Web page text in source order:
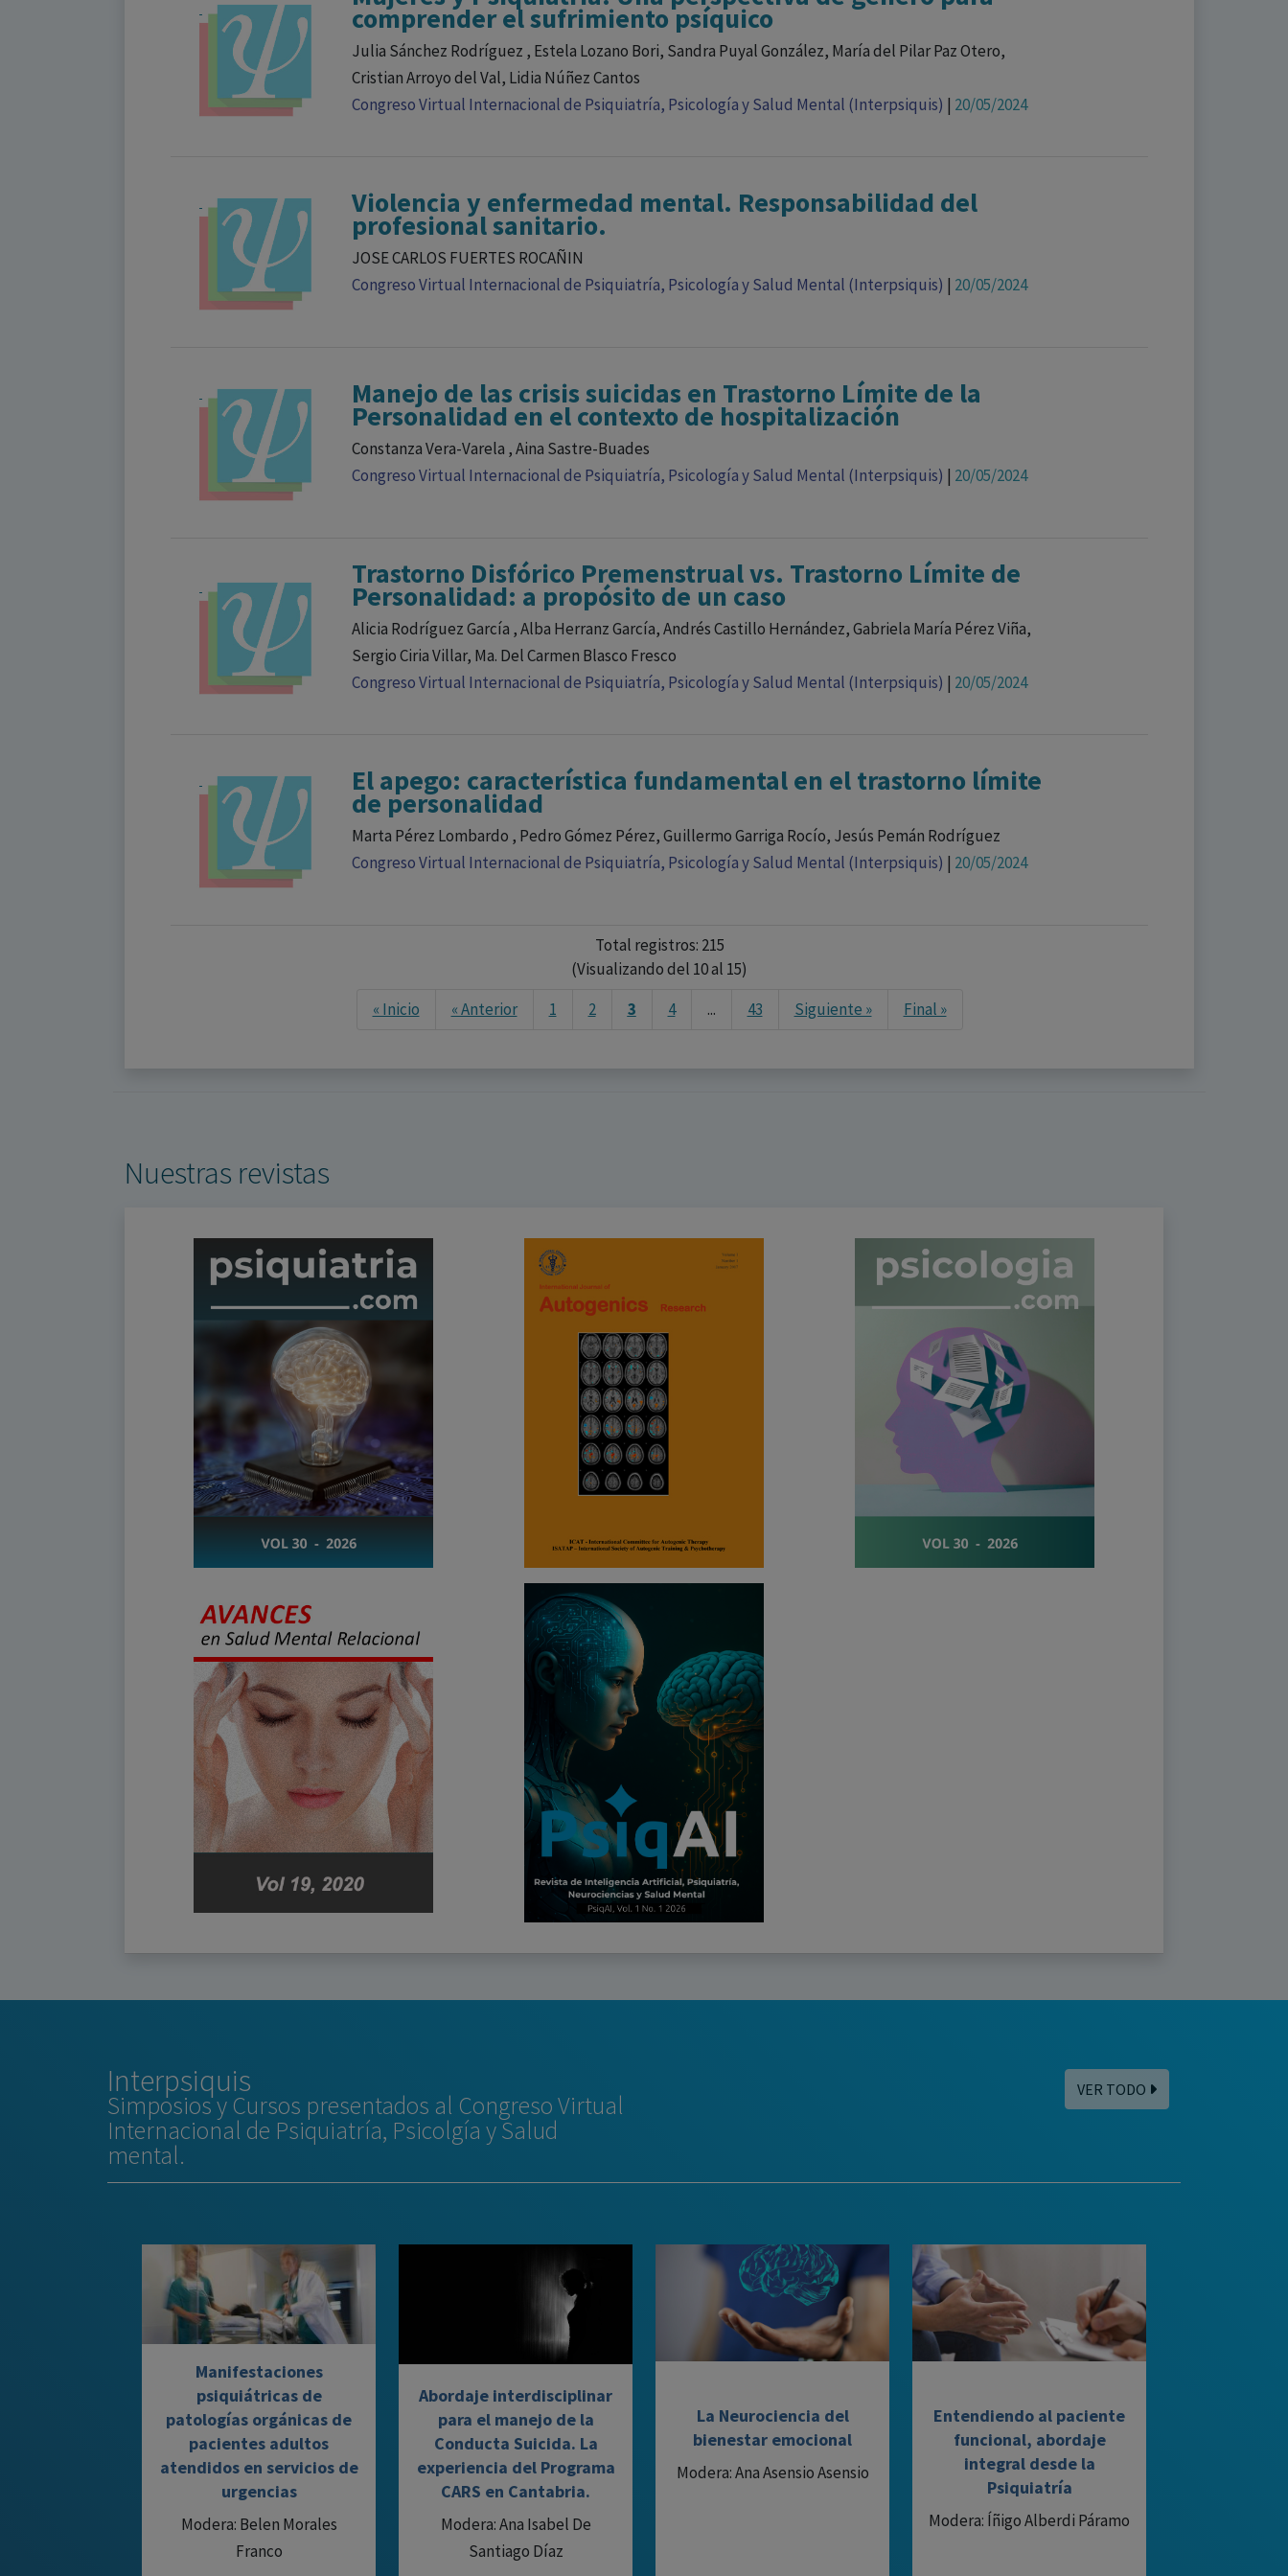
comprender el sufrimiento psíquico
Julia Sánchez Rodríguez , Estela Lozano Bori, Sandra Puyal González, María del Pilar Paz Otero,
Cristian Arroyo del Val, Lidia Núñez Cantos
Congreso Virtual Internacional de Psiquiatría, Psicología y Salud Mental (Interpsiquis) | 20/05/2024
Violencia y enfermedad mental. Responsabilidad del
profesional sanitario.
JOSE CARLOS FUERTES ROCAÑIN
Congreso Virtual Internacional de Psiquiatría, Psicología y Salud Mental (Interpsiquis) | 20/05/2024
Manejo de las crisis suicidas en Trastorno Límite de la
Personalidad en el contexto de hospitalización
Constanza Vera-Varela , Aina Sastre-Buades
Congreso Virtual Internacional de Psiquiatría, Psicología y Salud Mental (Interpsiquis) | 20/05/2024
Trastorno Disfórico Premenstrual vs. Trastorno Límite de
Personalidad: a propósito de un caso
Alicia Rodríguez García , Alba Herranz García, Andrés Castillo Hernández, Gabriela María Pérez Viña,
Sergio Ciria Villar, Ma. Del Carmen Blasco Fresco
Congreso Virtual Internacional de Psiquiatría, Psicología y Salud Mental (Interpsiquis) | 20/05/2024
El apego: característica fundamental en el trastorno límite
de personalidad
Marta Pérez Lombardo , Pedro Gómez Pérez, Guillermo Garriga Rocío, Jesús Pemán Rodríguez
Congreso Virtual Internacional de Psiquiatría, Psicología y Salud Mental (Interpsiquis) | 20/05/2024
Total registros: 215
(Visualizando del 10 al 15)
« Inicio
« Anterior 1 2 3 4 ... 43 Siguiente » Final »Next
Nuestras revistas
Interpsiquis
Simposios y Cursos presentados al Congreso Virtual
Internacional de Psiquiatría, Psicolgía y Salud
mental.
VER TODO
Manifestaciones
psiquiátricas de
patologías orgánicas de
pacientes adultos
atendidos en servicios de
urgencias
Modera: Belen Morales
Franco
Abordaje interdisciplinar
para el manejo de la
Conducta Suicida. La
experiencia del Programa
CARS en Cantabria.
Modera: Ana Isabel De
Santiago Díaz
La Neurociencia del
bienestar emocional
Modera: Ana Asensio Asensio
Entendiendo al paciente
funcional, abordaje
integral desde la
Psiquiatría
Modera: Íñigo Alberdi Páramo